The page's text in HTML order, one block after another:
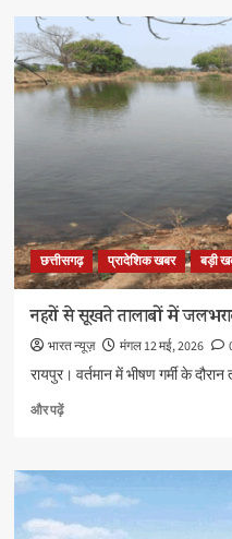
पांडेय
बनीं
राज्य
स्तरीय
स्केटिंग
चौंपियन
पढ़ें
छत्तीसगढ़ प्रादेशिक खबर बड़ी
नहरों से सूखते तालाबों में
भारत न्यूज़ मंगल 12 मई, 2026
रायपुर। वर्तमान में भीषण गर्मी के
और पढ़ेंनहरों
तालाबों
में
जलभराव